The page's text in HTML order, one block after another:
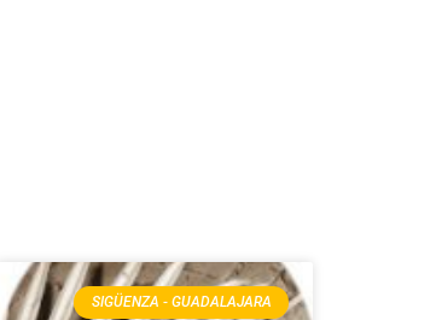
SIGÜENZA - GUADALAJARA